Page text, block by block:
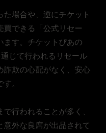
場合や、逆にチケット
買できる「公式リセー
ます。チケットぴあの
じて行われるリセール
詐欺の心配がなく、安心
。
行われることが多く、
意外な良席が出品されて